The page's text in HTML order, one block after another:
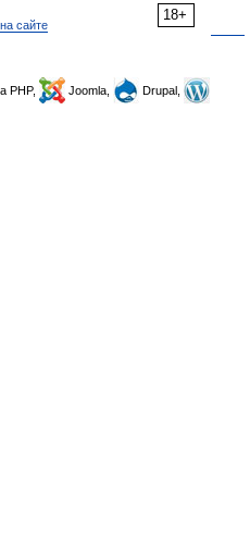
18+
сайте
PHP, Joomla,
Drupal,